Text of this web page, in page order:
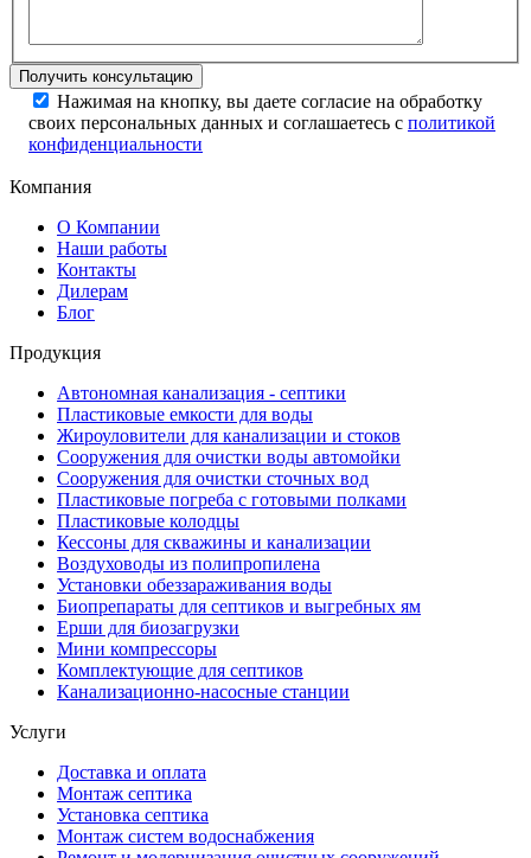
Нажимая на кнопку, вы даете согласие на обработку
своих персональных данных и соглашаетесь с политикой
конфиденциальности
Компания
О Компании
Наши работы
Контакты
Дилерам
Блог
Продукция
Автономная канализация - септики
Пластиковые емкости для воды
Жироуловители для канализации и стоков
Сооружения для очистки воды автомойки
Сооружения для очистки сточных вод
Пластиковые погреба с готовыми полками
Пластиковые колодцы
Кессоны для скважины и канализации
Воздуховоды из полипропилена
Установки обеззараживания воды
Биопрепараты для септиков и выгребных ям
Ерши для биозагрузки
Мини компрессоры
Комплектующие для септиков
Канализационно-насосные станции
Услуги
Доставка и оплата
Монтаж септика
Установка септика
Монтаж систем водоснабжения